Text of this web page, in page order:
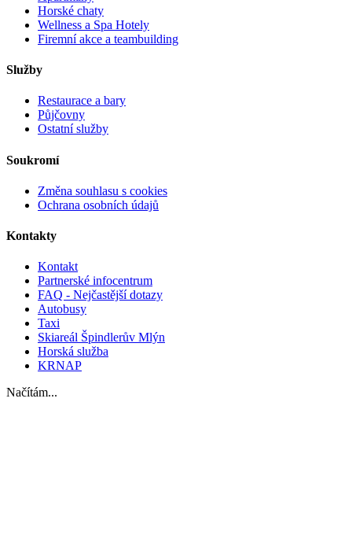
Horské chaty
Wellness a Spa Hotely
Firemní akce a teambuilding
Služby
Restaurace a bary
Půjčovny
Ostatní služby
Soukromí
Změna souhlasu s cookies
Ochrana osobních údajů
Kontakty
Kontakt
Partnerské infocentrum
FAQ - Nejčastější dotazy
Autobusy
Taxi
Skiareál Špindlerův Mlýn
Horská služba
KRNAP
Načítám...